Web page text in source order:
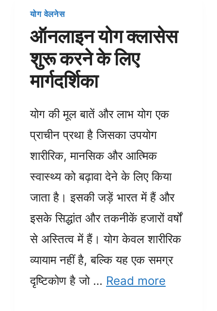
योग वेलनेस
ऑनलाइन योग क्लासेस
शुरू करने के लिए
मार्गदर्शिका
योग की मूल बातें और लाभ योग एक
प्राचीन प्रथा है जिसका उपयोग
शारीरिक, मानसिक और आत्मिक
स्वास्थ्य को बढ़ावा देने के लिए किया
जाता है। इसकी जड़ें भारत में हैं और
इसके सिद्धांत और तकनीकें हजारों वर्षों
से अस्तित्व में हैं। योग केवल शारीरिक
व्यायाम नहीं है, बल्कि यह एक समग्र
दृष्टिकोण है जो … Read more